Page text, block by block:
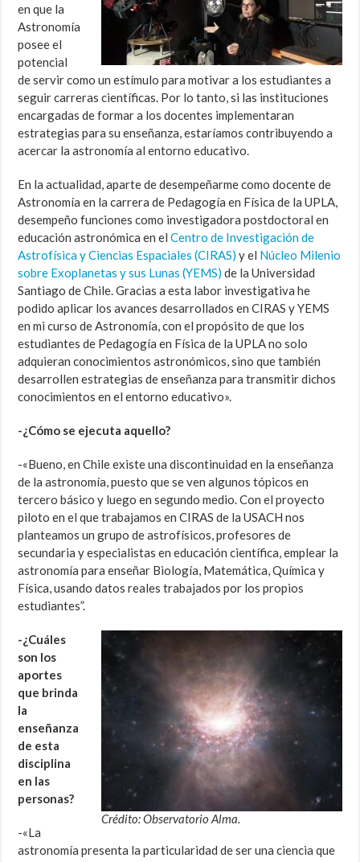
en que la
Astronomía
posee el
potencial
de servir como un estímulo para motivar a los estudiantes a
seguir carreras científicas. Por lo tanto, si las instituciones
encargadas de formar a los docentes implementaran
estrategias para su enseñanza, estaríamos contribuyendo a
acercar la astronomía al entorno educativo.
En la actualidad, aparte de desempeñarme como docente de
Astronomía en la carrera de Pedagogía en Física de la UPLA,
desempeño funciones como investigadora postdoctoral en
educación astronómica en elCentro de Investigación de
Astrofísica y Ciencias Espaciales (CIRAS) y el Núcleo Milenio
sobre Exoplanetas y sus Lunas (YEMS) de la Universidad
Santiago de Chile. Gracias a esta labor investigativa he
podido aplicar los avances desarrollados en CIRAS y YEMS
en mi curso de Astronomía, con el propósito de que los
estudiantes de Pedagogía en Física de la UPLA no solo
adquieran conocimientos astronómicos, sino que también
desarrollen estrategias de enseñanza para transmitir dichos
conocimientos en el entorno educativo».
-¿Cómo se ejecuta aquello?
-«Bueno, en Chile existe una discontinuidad en la enseñanza
de la astronomía, puesto que se ven algunos tópicos en
tercero básico y luego en segundo medio. Con el proyecto
piloto en el que trabajamos en CIRAS de la USACH nos
planteamos un grupo de astrofísicos, profesores de
secundaria y especialistas en educación científica, emplear la
astronomía para enseñar Biología, Matemática, Química y
Física, usando datos reales trabajados por los propios
estudiantes”.
Crédito: Observatorio Alma.
-¿Cuáles
son los
aportes
que brinda
la
enseñanza
de esta
disciplina
en las
personas?
-«La
astronomía presenta la particularidad de ser una ciencia que